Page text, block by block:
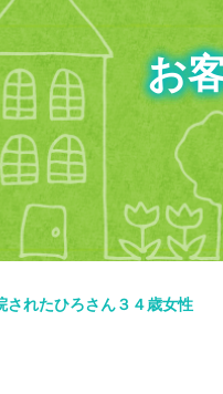
お
されたひろさん３４歳女性